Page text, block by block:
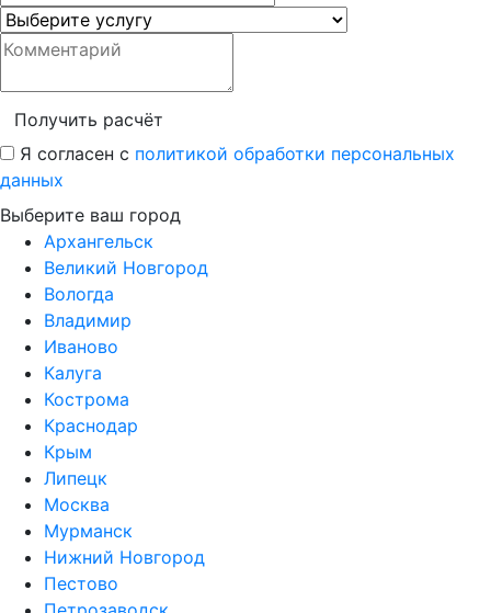
Получить расчёт
Я согласен с политикой обработки персональных
данных
Выберите ваш город
Архангельск
Великий Новгород
Вологда
Владимир
Иваново
Калуга
Кострома
Краснодар
Крым
Липецк
Москва
Мурманск
Нижний Новгород
Пестово